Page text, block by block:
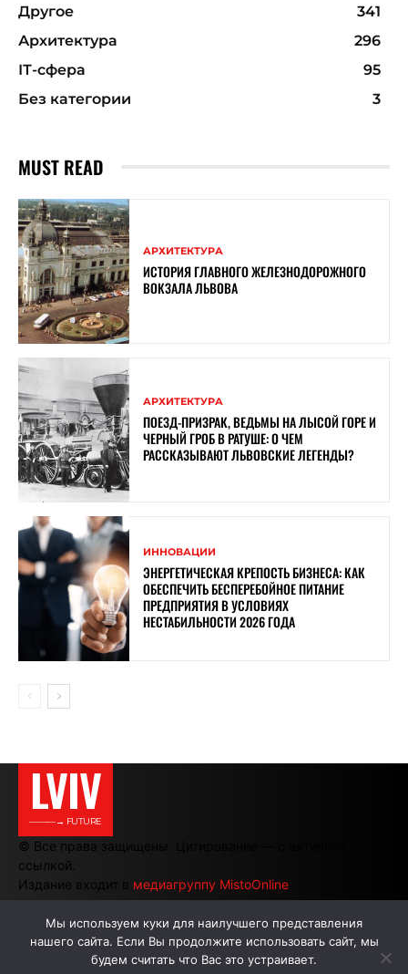
Другое
341
Архитектура
296
ІТ-сфера
95
Без категории
3
MUST READ
АРХИТЕКТУРА
ИСТОРИЯ ГЛАВНОГО ЖЕЛЕЗНОДОРОЖНОГО
ВОКЗАЛА ЛЬВОВА
АРХИТЕКТУРА
ПОЕЗД-ПРИЗРАК, ВЕДЬМЫ НА ЛЫСОЙ ГОРЕ И
ЧЕРНЫЙ ГРОБ В РАТУШЕ: О ЧЕМ
РАССКАЗЫВАЮТ ЛЬВОВСКИЕ ЛЕГЕНДЫ?
ИННОВАЦИИ
ЭНЕРГЕТИЧЕСКАЯ КРЕПОСТЬ БИЗНЕСА: КАК
ОБЕСПЕЧИТЬ БЕСПЕРЕБОЙНОЕ ПИТАНИЕ
ПРЕДПРИЯТИЯ В УСЛОВИЯХ
НЕСТАБИЛЬНОСТИ 2026 ГОДА
LVIV
———→ FUTURE
© Все права защищены. Цитирование — с активной
ссылкой.
Издание входит в медиагруппу MistoOnline
АВТОРЫ РЕКЛАМА НА САЙТЕ
Мы используем куки для наилучшего представления
нашего сайта. Если Вы продолжите использовать сайт, мы
будем считать что Вас это устраивает.